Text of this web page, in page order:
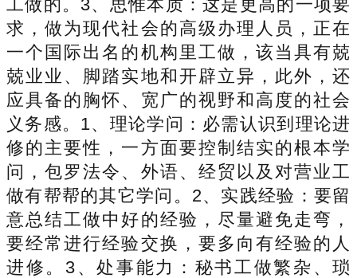
工做的。3、思惟本质：这是更高的一项要
求，做为现代社会的高级办理人员，正在
一个国际出名的机构里工做，该当具有兢
兢业业、脚踏实地和开辟立异，此外，还
应具备的胸怀、宽广的视野和高度的社会
义务感。1、理论学问：必需认识到理论进
修的主要性，一方面要控制结实的根本学
问，包罗法令、外语、经贸以及对营业工
做有帮帮的其它学问。2、实践经验：要留
意总结工做中好的经验，尽量避免走弯，
要经常进行经验交换，要多向有经验的人
进修。3、处事能力：秘书工做繁杂、琐